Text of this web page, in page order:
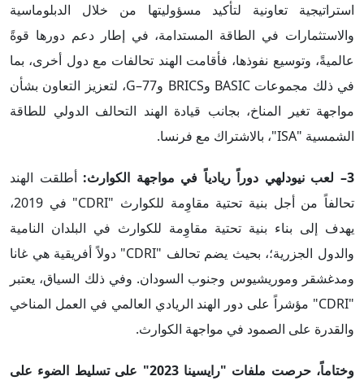
استراتيجية تعاونية لتأكيد مسؤوليتها من خلال الدبلوماسية
والاستثمارات في الطاقة المستدامة، في إطار دعم دورها قوةً
عالميةً، وتوسيع نفوذها، فأقامت الهند تحالفات مع دول أخرى، بما
في ذلك مجموعات BASIC وBRICS وG–77، لتعزيز التعاون بشأن
مواجهة تغير المناخ، بجانب قيادة الهند التحالف الدولي للطاقة
الشمسية "ISA"، بالاشتراك مع فرنسا.
3– لعب نيودلهي دوراً ريادياً في مواجهة الكوارث:
أطلقت الهند
تحالفاً من أجل بنية تحتية مقاوِمة للكوارث "CDRI" في 2019،
يهدف إلى بناء بنية تحتية مقاوِمة للكوارث في البلدان النامية
والدول الجزرية؛، بحيث يضم تحالف "CDRI" دولاً أفريقية هي غانا
ومدغشقر وموريشيوس وجنوب السودان. وفي ذلك السياق، يعتبر
"CDRI" مؤشراً على دور الهند الريادي العالمي في العمل المناخي
والقدرة على الصمود في مواجهة الكوارث.
وختاماً، حرصت ملفات "رايسينا 2023" على تسليط الضوء على